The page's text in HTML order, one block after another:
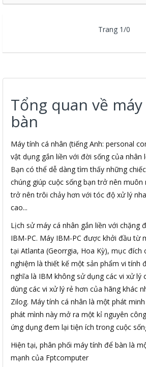
Trang 1/0
Tổng quan về
bàn
Máy tính cá nhân (tiếng Anh: personal
vật dụng gắn liền với đời sống của nhân
Bạn có thể dễ dàng tìm thấy những
chúng giúp cuộc sống bạn trở nên
trở nên trôi chảy hơn với tóc độ xử lý
cao...
Lịch sử máy cá nhân gắn liền với chặng
IBM-PC. Máy IBM-PC được khởi đầu từ
tại Atlanta (Georrgia, Hoa Kỳ), mục đích
nghiệm là thiết kế một sản phẩm vi tính
nghĩa là IBM không sử dụng các vi xử lý
dùng các vi xử lý rẻ hơn của hãng khác
Zilog. Máy tính cá nhân là một phát
phát mình này mở ra một kỉ nguyên
ứng dụng đem lại tiện ích trong cuộc
Hiện tại, phân phối máy tính để bàn là
mạnh của Fptcomputer